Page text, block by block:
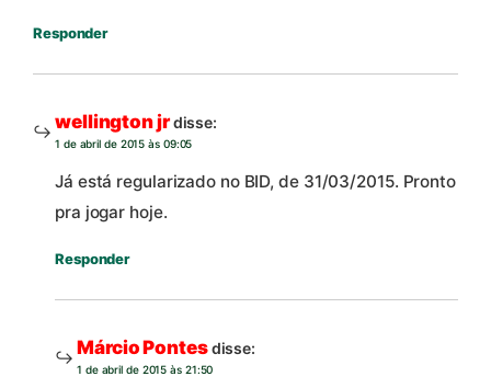
Responder
wellington jrdisse:
1 de abril de 2015 às 09:05
Já está regularizado no BID, de 31/03/2015. Pronto
pra jogar hoje.
Responder
Márcio Pontesdisse:
1 de abril de 2015 às 21:50